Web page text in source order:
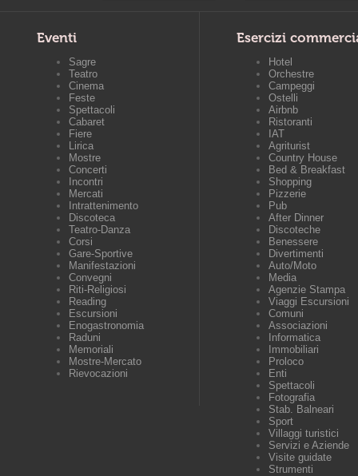
Eventi
Sagre
Teatro
Cinema
Feste
Spettacoli
Cabaret
Fiere
Lirica
Mostre
Concerti
Incontri
Mercati
Intrattenimento
Discoteca
Teatro-Danza
Corsi
Gare-Sportive
Manifestazioni
Convegni
Riti-Religiosi
Reading
Escursioni
Enogastronomia
Raduni
Memoriali
Mostre-Mercato
Rievocazioni
Esercizi
Hotel
Orchestre
Campeggi
Ostelli
Airbnb
Ristoranti
IAT
Agriturist
Country House
Bed & Breakfast
Shopping
Pizzerie
Pub
After Dinner
Discoteche
Benessere
Divertimenti
Auto/Moto
Media
Agenzie Stampa
Viaggi Escursioni
Comuni
Associazioni
Informatica
Immobiliari
Proloco
Enti
Spettacoli
Fotografia
Stab. Balneari
Sport
Villaggi turistici
Servizi e Aziende
Visite guidate
Strumenti